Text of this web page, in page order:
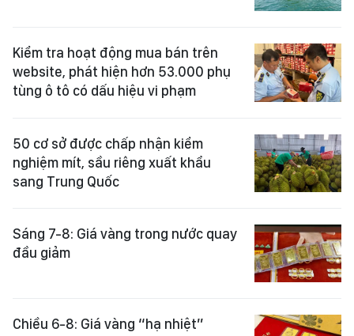
Kiểm tra hoạt động mua bán trên
website, phát hiện hơn 53.000 phụ
tùng ô tô có dấu hiệu vi phạm
50 cơ sở được chấp nhận kiểm
nghiệm mít, sầu riêng xuất khẩu
sang Trung Quốc
Sáng 7-8: Giá vàng trong nước quay
đầu giảm
Chiều 6-8: Giá vàng “hạ nhiệt”